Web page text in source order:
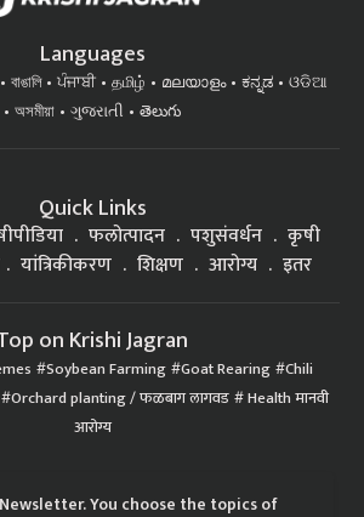
Languages
বাঙালি ਪੰਜਾਬੀ தமிழ் മലയാളം ಕನ್ನಡ
ଓଡିଆ
অসমীয়া
ગુજરાતી తెలుగు
Quick Links
फलोत्पादन पशुसंवर्धन
कृषी
यांत्रिकीकरण शिक्षण आरोग्य इतर
on Krishi Jagran
Soybean Farming Goat Rearing Chili
Orchard planting / फळबाग लागवड Health मानवी
आरोग्य
You choose the topics of